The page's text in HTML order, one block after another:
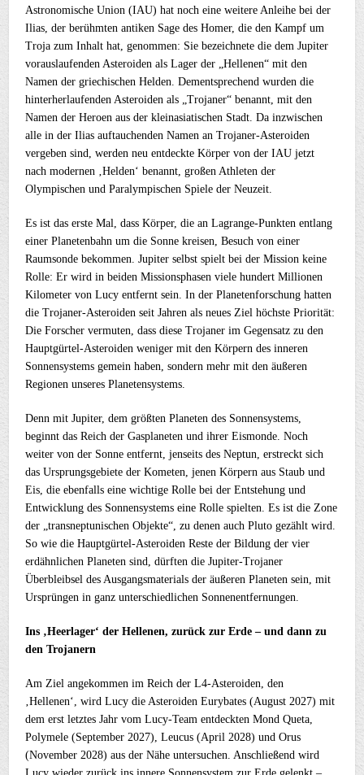
Astronomische Union (IAU) hat noch eine weitere Anleihe bei der
Ilias, der berühmten antiken Sage des Homer, die den Kampf um
Troja zum Inhalt hat, genommen: Sie bezeichnete die dem Jupiter
vorauslaufenden Asteroiden als Lager der „Hellenen“ mit den
Namen der griechischen Helden. Dementsprechend wurden die
hinterherlaufenden Asteroiden als „Trojaner“ benannt, mit den
Namen der Heroen aus der kleinasiatischen Stadt. Da inzwischen
alle in der Ilias auftauchenden Namen an Trojaner-Asteroiden
vergeben sind, werden neu entdeckte Körper von der IAU jetzt
nach modernen ‚Helden‘ benannt, großen Athleten der
Olympischen und Paralympischen Spiele der Neuzeit.
Es ist das erste Mal, dass Körper, die an Lagrange-Punkten entlang
einer Planetenbahn um die Sonne kreisen, Besuch von einer
Raumsonde bekommen. Jupiter selbst spielt bei der Mission keine
Rolle: Er wird in beiden Missionsphasen viele hundert Millionen
Kilometer von Lucy entfernt sein. In der Planetenforschung hatten
die Trojaner-Asteroiden seit Jahren als neues Ziel höchste Priorität:
Die Forscher vermuten, dass diese Trojaner im Gegensatz zu den
Hauptgürtel-Asteroiden weniger mit den Körpern des inneren
Sonnensystems gemein haben, sondern mehr mit den äußeren
Regionen unseres Planetensystems.
Denn mit Jupiter, dem größten Planeten des Sonnensystems,
beginnt das Reich der Gasplaneten und ihrer Eismonde. Noch
weiter von der Sonne entfernt, jenseits des Neptun, erstreckt sich
das Ursprungsgebiete der Kometen, jenen Körpern aus Staub und
Eis, die ebenfalls eine wichtige Rolle bei der Entstehung und
Entwicklung des Sonnensystems eine Rolle spielten. Es ist die Zone
der „transneptunischen Objekte“, zu denen auch Pluto gezählt wird.
So wie die Hauptgürtel-Asteroiden Reste der Bildung der vier
erdähnlichen Planeten sind, dürften die Jupiter-Trojaner
Überbleibsel des Ausgangsmaterials der äußeren Planeten sein, mit
Ursprüngen in ganz unterschiedlichen Sonnenentfernungen.
Ins ‚Heerlager‘ der Hellenen, zurück zur Erde – und dann zu
den Trojanern
Am Ziel angekommen im Reich der L4-Asteroiden, den
‚Hellenen‘, wird Lucy die Asteroiden Eurybates (August 2027) mit
dem erst letztes Jahr vom Lucy-Team entdeckten Mond Queta,
Polymele (September 2027), Leucus (April 2028) und Orus
(November 2028) aus der Nähe untersuchen. Anschließend wird